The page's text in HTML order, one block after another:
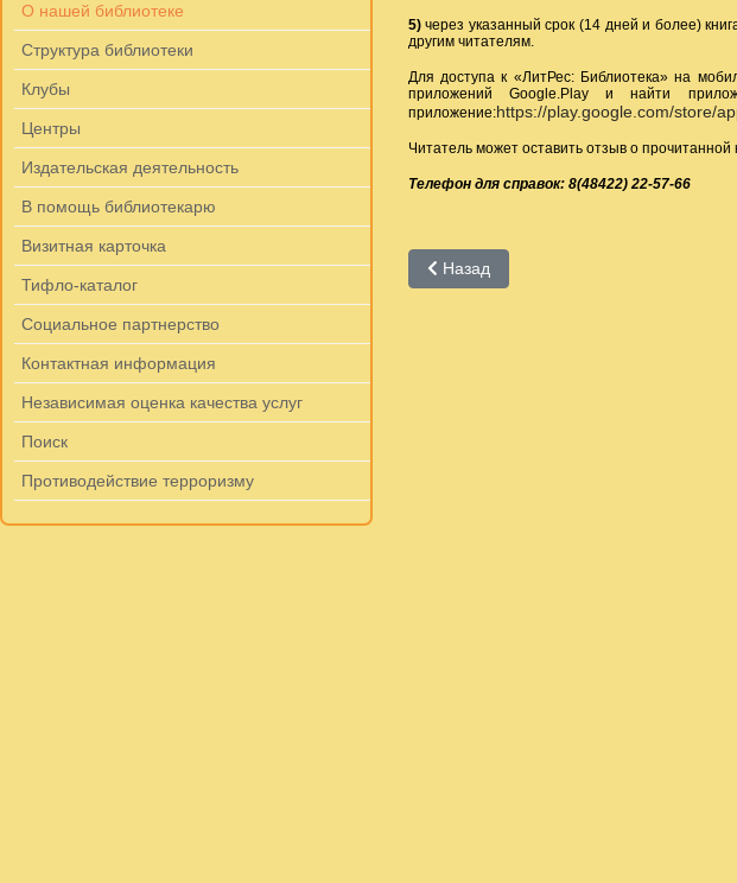
О нашей библиотеке
Структура библиотеки
Клубы
Центры
Издательская деятельность
В помощь библиотекарю
Визитная карточка
Тифло-каталог
Социальное партнерство
Контактная информация
Независимая оценка качества услуг
Поиск
Противодействие терроризму
5)через указанный срок (14 дней и более)
другим читателям.
Для доступа к «ЛитРес: Библиотека» на
приложений Google.Play и найти
приложение:https://play.google.com/store/
Читатель может оставить отзыв о
Телефон для справок: 8(48422) 22-57-66
Предыдущий: Первая
Назад